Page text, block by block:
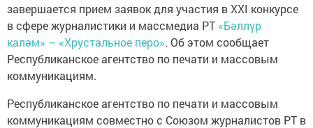
завершается прием заявок для участия в XXI конкурсе
в сфере журналистики и массмедиа РТ «Бәллүр
каләм» – «Хрустальное перо». Об этом сообщает
Республиканское агентство по печати и массовым
коммуникациям.
Республиканское агентство по печати и массовым
коммуникациям совместно с Союзом журналистов РТ в